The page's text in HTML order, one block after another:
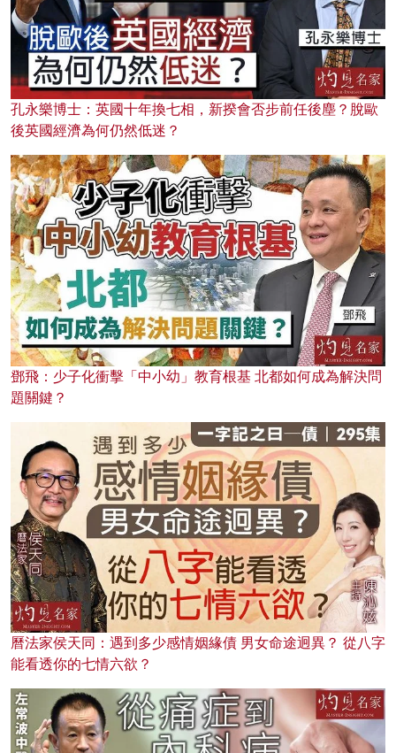
孔永樂博士：英國十年換七相，新揆會否步前任後塵？脫歐
後英國經濟為何仍然低迷？
鄧飛：少子化衝擊「中小幼」教育根基 北都如何成為解決問
題關鍵？
曆法家侯天同：遇到多少感情姻緣債 男女命途迥異？ 從八字
能看透你的七情六欲？